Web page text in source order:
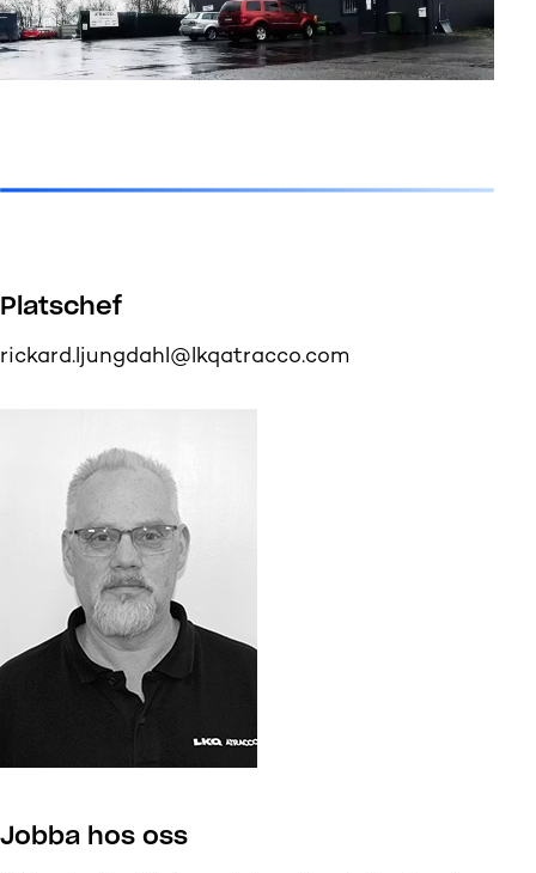
Platschef
rickard.ljungdahl@lkqatracco.com
Jobba hos oss